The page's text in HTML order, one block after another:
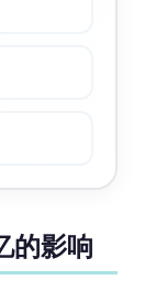
的影响